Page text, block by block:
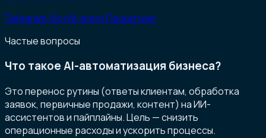
Telegram-ботAI-агентПромптинг
Частые вопросы
Что такое AI-автоматизация бизнеса?
Это перенос рутины (ответы клиентам, обработка
заявок, первичные продажи, контент) на ИИ-
ассистентов и пайплайны. Цель — снизить
операционные расходы и ускорить процессы.